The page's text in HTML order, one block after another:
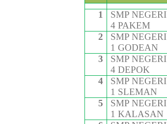
1
SMP NEGERI
4 PAKEM
2
SMP NEGERI
1 GODEAN
3
SMP NEGERI
4 DEPOK
4
SMP NEGERI
1 SLEMAN
5
SMP NEGERI
1 KALASAN